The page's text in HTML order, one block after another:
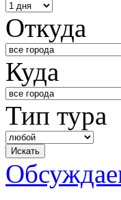
Откуда
Куда
Тип тура